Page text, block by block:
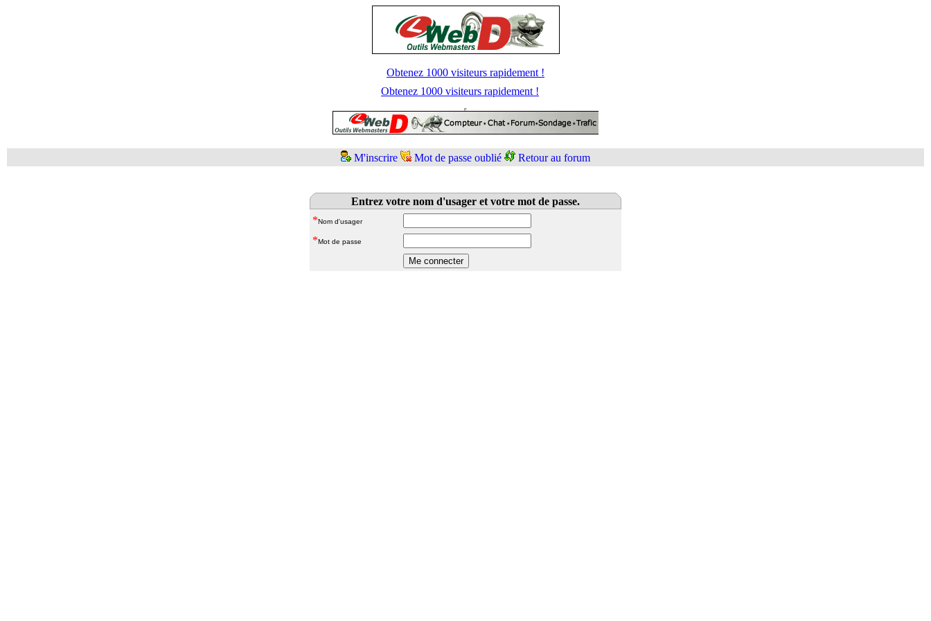
Obtenez 1000 visiteurs rapidement !
Obtenez 1000 visiteurs rapidement !
M'inscrire Mot de passe oublié Retour au forum
Entrez votre nom d'usager et votre mot de passe.
*Nom d'usager
*Mot de passe